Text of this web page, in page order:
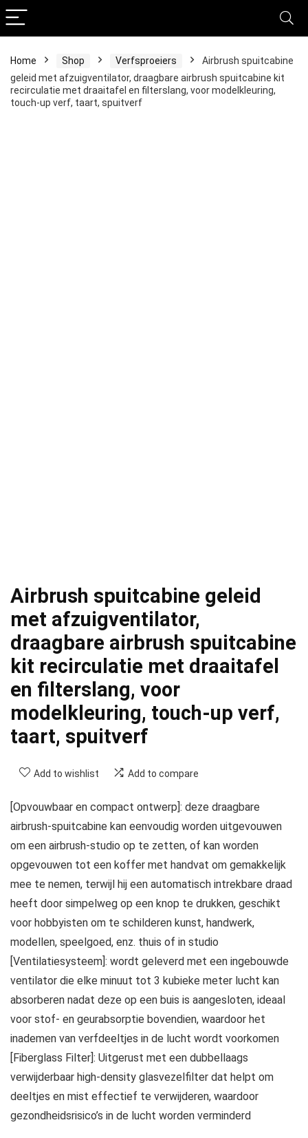
Home Shop Verfsproeiers
Airbrush spuitcabine
geleid met afzuigventilator, draagbare airbrush spuitcabine kit
recirculatie met draaitafel en filterslang, voor modelkleuring,
touch-up verf, taart, spuitverf
Airbrush spuitcabine geleid
met afzuigventilator,
draagbare airbrush spuitcabine
kit recirculatie met draaitafel
en filterslang, voor
modelkleuring, touch-up verf,
taart, spuitverf
Add to wishlist Add to compare
[Opvouwbaar en compact ontwerp]: deze draagbare
airbrush-spuitcabine kan eenvoudig worden uitgevouwen
om een airbrush-studio op te zetten, of kan worden
opgevouwen tot een koffer met handvat om gemakkelijk
mee te nemen, terwijl hij een automatisch intrekbare draad
heeft door simpelweg op een knop te drukken, geschikt
voor hobbyisten om te schilderen kunst, handwerk,
modellen, speelgoed, enz. thuis of in studio
[Ventilatiesysteem]: wordt geleverd met een ingebouwde
ventilator die elke minuut tot 3 kubieke meter lucht kan
absorberen nadat deze op een buis is aangesloten, ideaal
voor stof- en geurabsorptie bovendien, waardoor het
inademen van verfdeeltjes in de lucht wordt voorkomen
[Fiberglass Filter]: Uitgerust met een dubbellaags
verwijderbaar high-density glasvezelfilter dat helpt om
deeltjes en mist effectief te verwijderen, waardoor
gezondheidsrisico’s in de lucht worden verminderd